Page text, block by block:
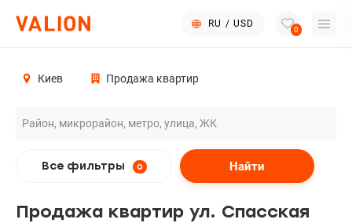
RU / USD
0
Киев Продажа квартир
Все фильтры 0 Найти
Продажа квартир ул. Спасская